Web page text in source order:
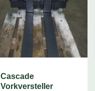
Cascade
Vorkversteller